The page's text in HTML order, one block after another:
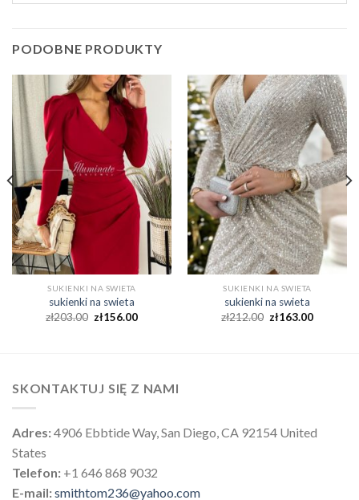
PODOBNE PRODUKTY
SUKIENKI NA SWIETA
sukienki na swieta
zł203.00 zł156.00
SUKIENKI NA SWIETA
sukienki na swieta
zł212.00 zł163.00
SKONTAKTUJ SIĘ Z NAMI
Adres:4906 Ebbtide Way, San Diego, CA 92154 United
States
Telefon: +1 646 868 9032
E-mail:smithtom236@yahoo.com